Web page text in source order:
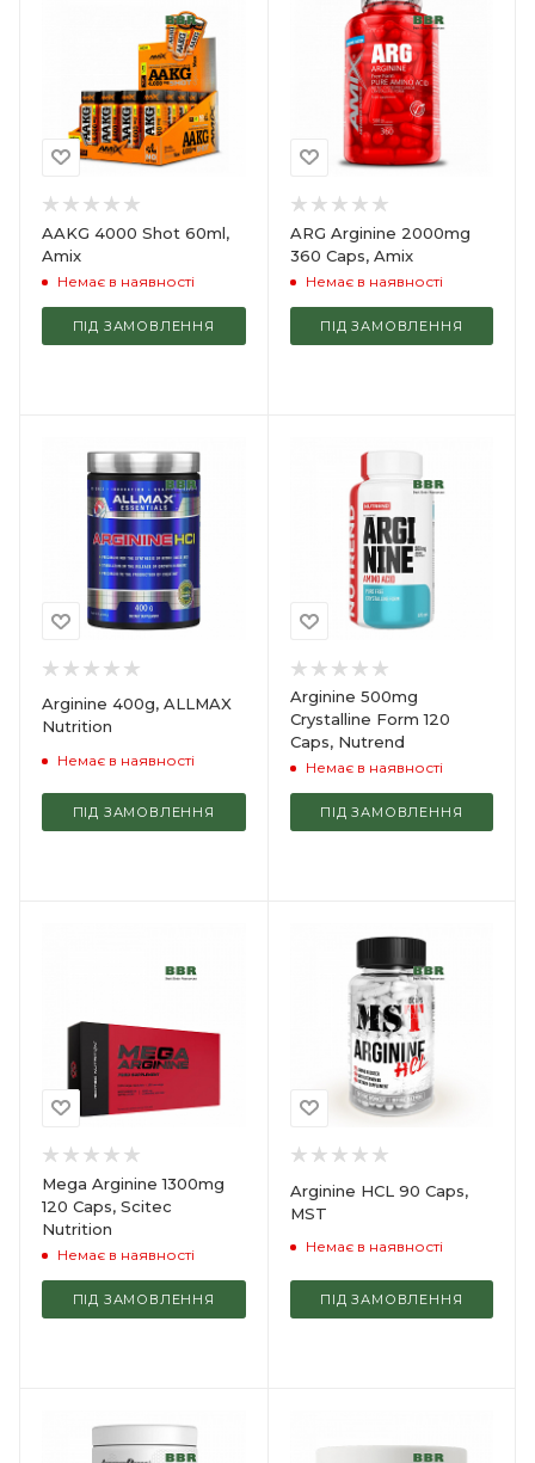
AAKG 4000 Shot 60ml,
Amix
Немає в наявності
ПІД ЗАМОВЛЕННЯ
ARG Arginine 2000mg
360 Caps, Amix
Немає в наявності
ПІД ЗАМОВЛЕННЯ
Arginine 400g, ALLMAX
Nutrition
Немає в наявності
ПІД ЗАМОВЛЕННЯ
Arginine 500mg
Crystalline Form 120
Caps, Nutrend
Немає в наявності
ПІД ЗАМОВЛЕННЯ
Mega Arginine 1300mg
120 Caps, Scitec
Nutrition
Немає в наявності
ПІД ЗАМОВЛЕННЯ
Arginine HCL 90 Caps,
MST
Немає в наявності
ПІД ЗАМОВЛЕННЯ